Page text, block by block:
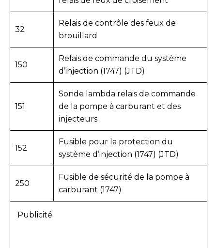
32
Relais de contrôle des feux de
brouillard
150
Relais de commande du système
d’injection (1747) (JTD)
151
Sonde lambda relais de commande
de la pompe à carburant et des
injecteurs
152
Fusible pour la protection du
système d’injection (1747) (JTD)
250
Fusible de sécurité de la pompe à
carburant (1747)
Publicité